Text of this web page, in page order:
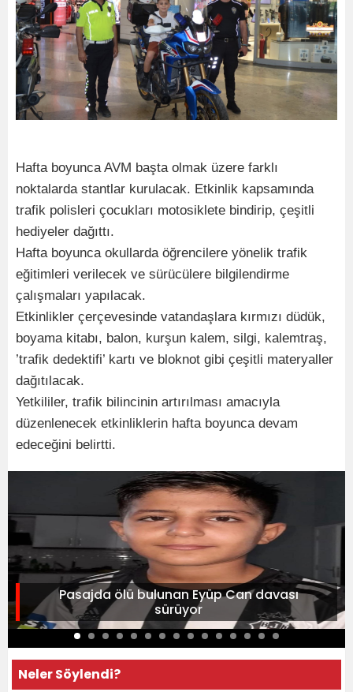
Hafta boyunca AVM başta olmak üzere farklı
noktalarda stantlar kurulacak. Etkinlik kapsamında
trafik polisleri çocukları motosiklete bindirip, çeşitli
hediyeler dağıttı.
Hafta boyunca okullarda öğrencilere yönelik trafik
eğitimleri verilecek ve sürücülere bilgilendirme
çalışmaları yapılacak.
Etkinlikler çerçevesinde vatandaşlara kırmızı düdük,
boyama kitabı, balon, kurşun kalem, silgi, kalemtraş,
’trafik dedektifi’ kartı ve bloknot gibi çeşitli materyaller
dağıtılacak.
Yetkililer, trafik bilincinin artırılması amacıyla
düzenlenecek etkinliklerin hafta boyunca devam
edeceğini belirtti.
Pasajda ölü bulunan Eyüp Can davası
sürüyor
Neler Söylendi?